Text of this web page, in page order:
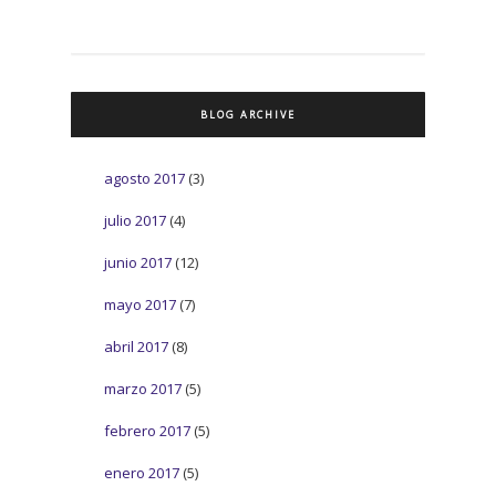
BLOG ARCHIVE
agosto 2017 (3)
julio 2017 (4)
junio 2017 (12)
mayo 2017 (7)
abril 2017 (8)
marzo 2017 (5)
febrero 2017 (5)
enero 2017 (5)